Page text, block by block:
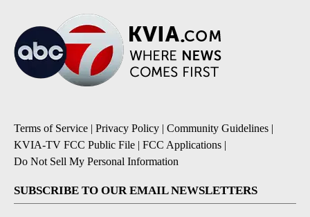
Terms of Service | Privacy Policy | Community Guidelines |
KVIA-TV FCC Public File | FCC Applications |
Do Not Sell My Personal Information
SUBSCRIBE TO OUR EMAIL NEWSLETTERS